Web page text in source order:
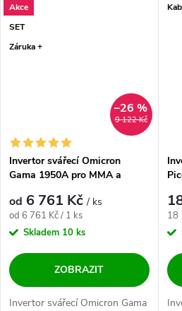
Akce
SET
Záruka +
9 122 Kč
–26 %
Invertor svářecí Omicron
Gama 1950A pro MMA a
od 6 761 Kč/ ks
Měrná cena:
od 6 761 Kč / 1 ks
Skladem 10 ks
ZOBRAZIT
Invertor svářecí Omicron Gama
18